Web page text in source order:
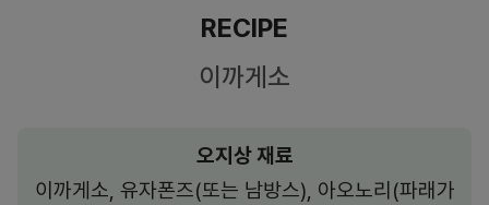
RECIPE
이까게소
오지상 재료
이까게소, 유자폰즈(또는 남방스), 아오노리(파래가